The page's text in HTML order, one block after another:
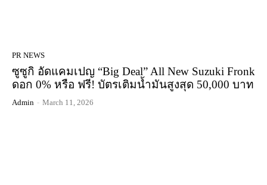
PR NEWS
ซูซูกิ อัดแคมเปญ “Big Deal” All New Suzuki Fronk
ดอก 0% หรือ ฟรี! บัตรเติมน้ำมันสูงสุด 50,000 บาท
Admin - March 11, 2026